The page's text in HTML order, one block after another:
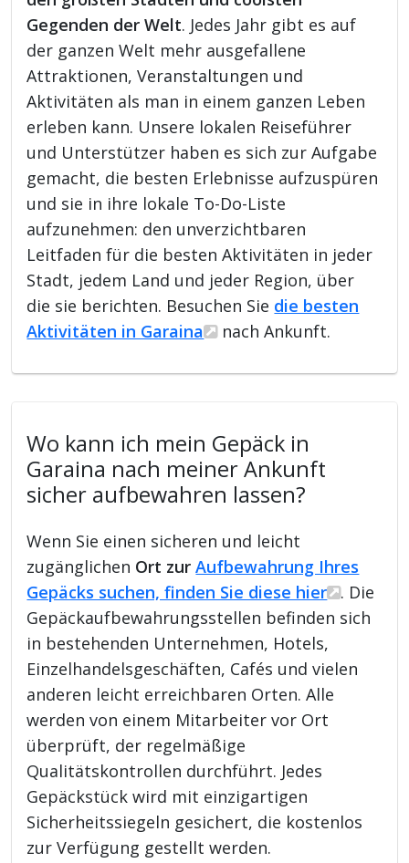
Gegenden der Welt. Jedes Jahr gibt es auf
der ganzen Welt mehr ausgefallene
Attraktionen, Veranstaltungen und
Aktivitäten als man in einem ganzen Leben
erleben kann. Unsere lokalen Reiseführer
und Unterstützer haben es sich zur Aufgabe
gemacht, die besten Erlebnisse aufzuspüren
und sie in ihre lokale To-Do-Liste
aufzunehmen: den unverzichtbaren
Leitfaden für die besten Aktivitäten in jeder
Stadt, jedem Land und jeder Region, über
die sie berichten. Besuchen Sie die besten
Aktivitäten in Garaina
nach Ankunft.
Wo kann ich mein Gepäck in
Garaina nach meiner Ankunft
sicher aufbewahren lassen?
Wenn Sie einen sicheren und leicht
zugänglichen Ort zurAufbewahrung Ihres
Gepäcks suchen, finden Sie diese hier
. Die
Gepäckaufbewahrungsstellen befinden sich
in bestehenden Unternehmen, Hotels,
Einzelhandelsgeschäften, Cafés und vielen
anderen leicht erreichbaren Orten. Alle
werden von einem Mitarbeiter vor Ort
überprüft, der regelmäßige
Qualitätskontrollen durchführt. Jedes
Gepäckstück wird mit einzigartigen
Sicherheitssiegeln gesichert, die kostenlos
zur Verfügung gestellt werden.